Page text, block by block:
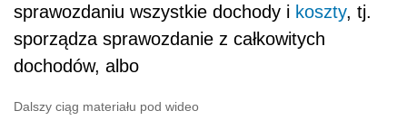
sprawozdaniu wszystkie dochody i koszty, tj.
sporządza sprawozdanie z całkowitych
dochodów, albo
Dalszy ciąg materiału pod wideo